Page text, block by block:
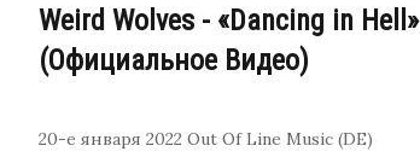
Weird Wolves - «Dancing in Hell»
(Официальное Видео)
20-е января 2022 Out Of Line Music (DE)